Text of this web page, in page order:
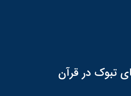
تبوک در قرآن